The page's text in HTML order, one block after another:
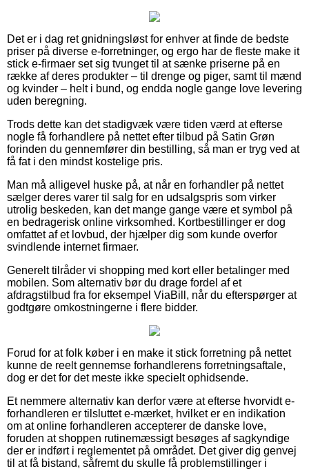
Det er i dag ret gnidningsløst for enhver at finde de bedste
priser på diverse e-forretninger, og ergo har de fleste make it
stick e-firmaer set sig tvunget til at sænke priserne på en
række af deres produkter – til drenge og piger, samt til mænd
og kvinder – helt i bund, og endda nogle gange love levering
uden beregning.
Trods dette kan det stadigvæk være tiden værd at efterse
nogle få forhandlere på nettet efter tilbud på Satin Grøn
forinden du gennemfører din bestilling, så man er tryg ved at
få fat i den mindst kostelige pris.
Man må alligevel huske på, at når en forhandler på nettet
sælger deres varer til salg for en udsalgspris som virker
utrolig beskeden, kan det mange gange være et symbol på
en bedragerisk online virksomhed. Kortbestillinger er dog
omfattet af et lovbud, der hjælper dig som kunde overfor
svindlende internet firmaer.
Generelt tilråder vi shopping med kort eller betalinger med
mobilen. Som alternativ bør du drage fordel af et
afdragstilbud fra for eksempel ViaBill, når du efterspørger at
godtgøre omkostningerne i flere bidder.
Forud for at folk køber i en make it stick forretning på nettet
kunne de reelt gennemse forhandlerens forretningsaftale,
dog er det for det meste ikke specielt ophidsende.
Et nemmere alternativ kan derfor være at efterse hvorvidt e-
forhandleren er tilsluttet e-mærket, hvilket er en indikation
om at online forhandleren accepterer de danske love,
foruden at shoppen rutinemæssigt besøges af sagkyndige
der er indført i reglementet på området. Det giver dig genvej
til at få bistand, såfremt du skulle få problemstillinger i